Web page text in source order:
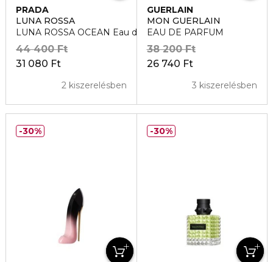
PRADA
LUNA ROSSA
LUNA ROSSA OCEAN Eau de Parfum
31 080 Ft
44 400 Ft
2 kiszerelésben
GUERLAIN
MON GUERLAIN
EAU DE PARFUM
26 740 Ft
38 200 Ft
3 kiszerelésben
30% 30%